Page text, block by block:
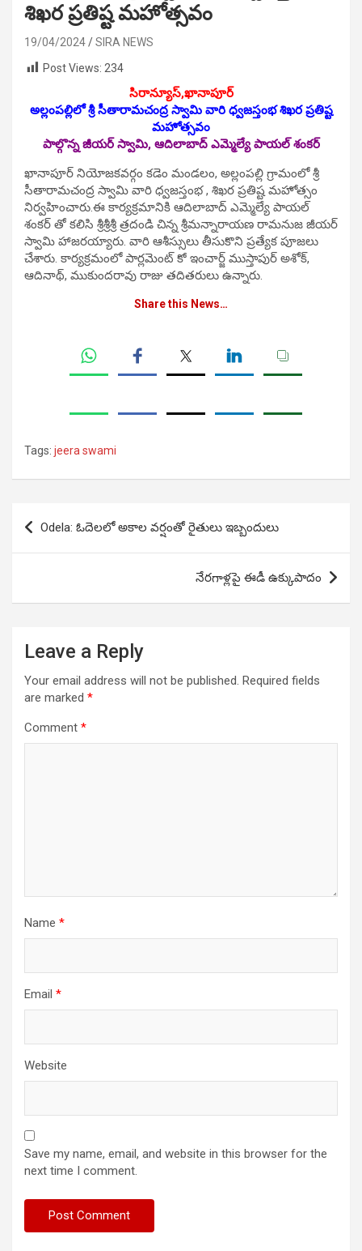
శిఖర ప్రతిష్ట మహోత్సవం
19/04/2024
SIRA NEWS
Post Views: 234
సిరాన్యూస్‌,ఖానాపూర్
అల్లంపల్లిలో శ్రీ సీతారామచంద్ర స్వామి వారి ధ్వజస్తంభ శిఖర ప్రతిష్ట
మహోత్సవం
పాల్గొన్న జీయర్ స్వామి, ఆదిలాబాద్ ఎమ్మెల్యే పాయల్ శంకర్
ఖానాపూర్ నియోజకవర్గం కడెం మండలం, అల్లంపల్లి గ్రామంలో శ్రీ
సీతారామచంద్ర స్వామి వారి ధ్వజస్తంభ , శిఖర ప్రతిష్ట మహోత్సం
నిర్వ‌హించారు.ఈ కార్య‌క్ర‌మానికి ఆదిలాబాద్ ఎమ్మెల్యే పాయల్
శంకర్ తో కలిసి శ్రీశ్రీశ్రీ త్రదండి చిన్న శ్రీమన్నారాయణ రామనుజ జీయర్
స్వామి హాజ‌ర‌య్యారు. వారి ఆశీస్సులు తీసుకొని ప్రత్యేక పూజలు
చేశారు. కార్యక్రమంలో పార్లమెంట్ కో ఇంచార్జ్ ముస్తాపుర్ అశోక్,
ఆదినాథ్, ముకుందరావు రాజు తదితరులు ఉన్నారు.
Share this News…
Tags: jeera swami
Post
navigation
Odela: ఓదెలలో అకాల వ‌ర్షంతో రైతులు ఇబ్బందులు
నేరగాళ్లపై ఈడీ ఉక్కుపాదం
Leave a Reply
Your email address will not be published. Required fields
are marked *
Comment *
Name *
Email *
Website
Save my name, email, and website in this browser for the
next time I comment.